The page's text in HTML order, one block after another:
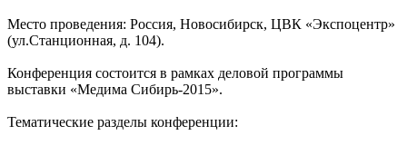
Место проведения: Россия, Новосибирск, ЦВК «Экспоцентр»
(ул.Станционная, д. 104).
Конференция состоится в рамках деловой программы
выставки «Медима Сибирь-2015».
Тематические разделы конференции: